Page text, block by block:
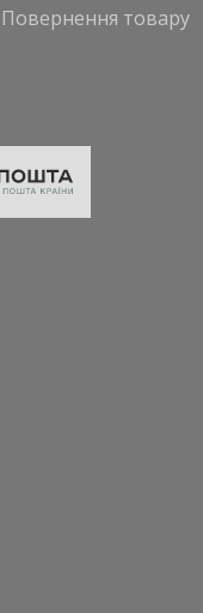
Повернення товару